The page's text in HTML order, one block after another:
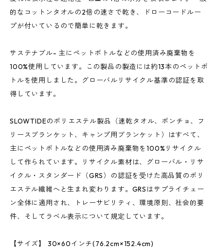
的なコットンタオルの2倍の速さで乾き、ドローコードルー
プが付いているので簡単に乾きます。
サステナブル- 主にペットボトルなどの使用済み廃棄物を
100%使用しています。この製品の製造には約13本のペットボ
トルを使用しました。グローバルリサイクル基準の認証を取
得しています。
SLOWTIDEのポリエステル製品（速乾タオル、ポンチョ、フ
リースブランケット、キャンプ用ブランケット）はすべて、
主にペットボトルなどの使用済み廃棄物を100%リサイクル
して作られています。リサイクル素材は、グローバル・リサ
イクル・スタンダード（GRS）の認証を受けた高品質のポリ
エステル繊維へと生まれ変わります。GRSはサプライチェー
ン全体に適用され、トレーサビリティ、環境原則、社会的要
件、そしてラベル表示について規定しています。
【サイズ】 30×60インチ(76.2cm×152.4cm)